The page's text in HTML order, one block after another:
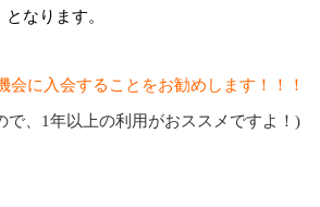
となります。
に入会することをお勧めします！！！
、1年以上の利用がおススメですよ！)